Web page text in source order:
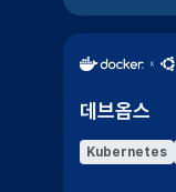
데브옵스
Kubernetes